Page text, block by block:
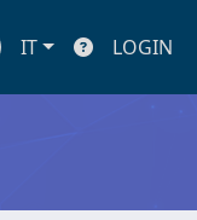
IT LOGIN